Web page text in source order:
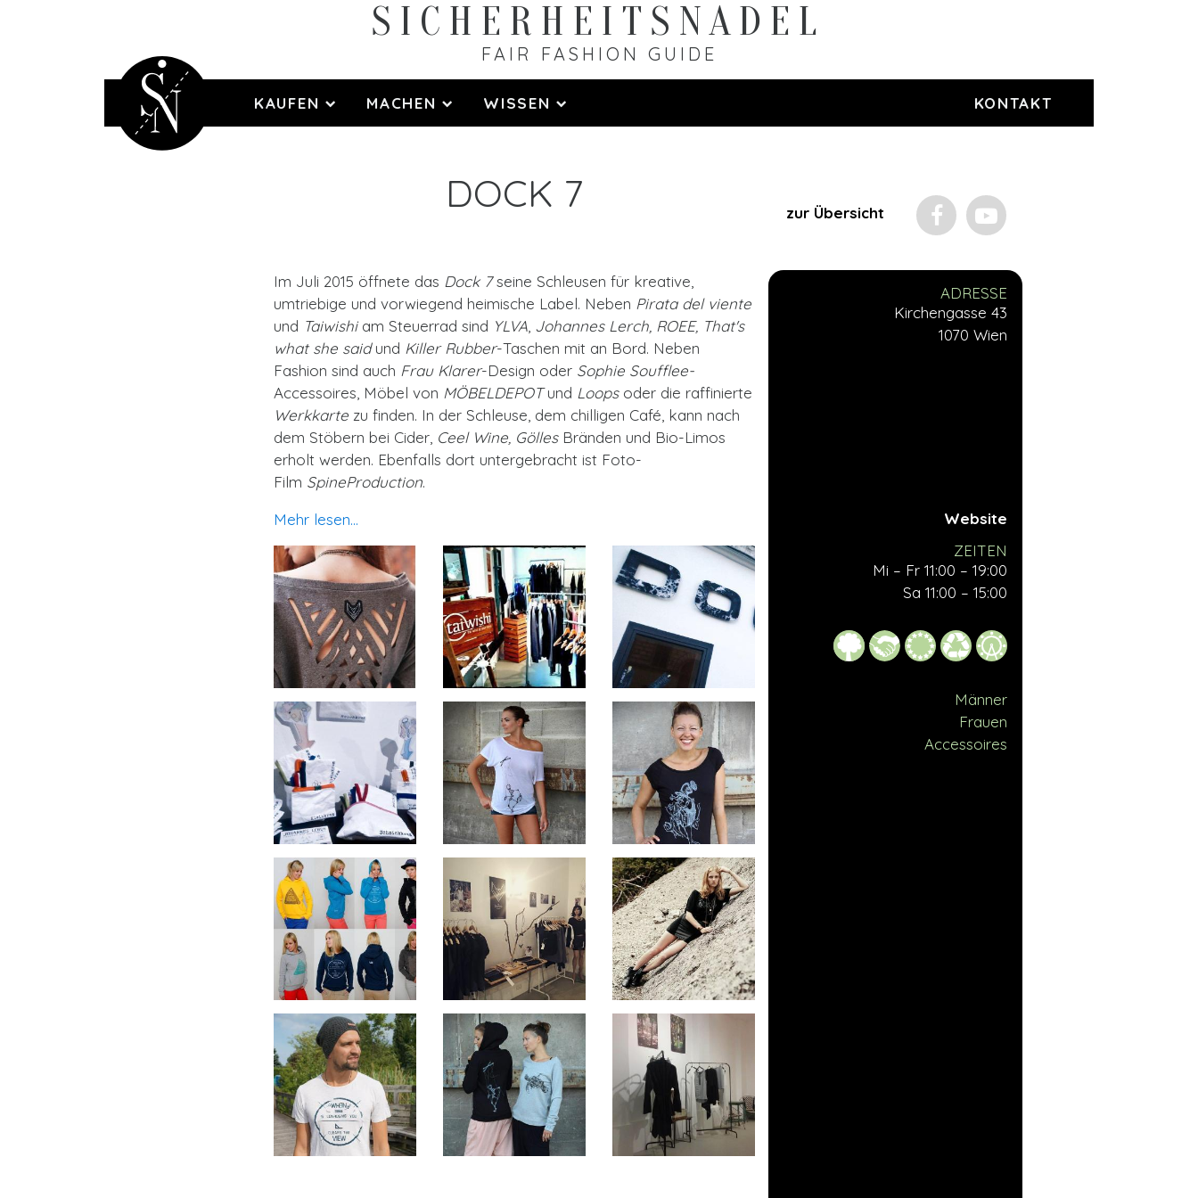
SICHERHEITS­NADEL
FAIR FASHION GUIDE
KAUFEN MACHEN WISSEN KONTAKT
DOCK 7 zur Übersicht
Im Juli 2015 öffnete das Dock 7seine Schleusen für kreative,
umtriebige und vorwiegend heimische Label. Neben Pirata del viente
und Taiwishi am Steuerrad sind YLVA Johannes Lerch, ROEE, That's
what she saidund Killer Rubber-Taschen mit an Bord. Neben
Fashion sind auch Frau Klarer-Design oder Sophie Soufflee-
Accessoires, Möbel von MÖBELDEPOTund Loopsoder die raffinierte
Werkkarte zu finden. In der Schleuse, dem chilligen Café, kann nach
dem Stöbern bei Cider, Ceel Wine, GöllesBränden und Bio-Limos
erholt werden. Ebenfalls dort untergebracht ist Foto-
Film SpineProduction.
Mehr lesen...
ADRESSE
Kirchengasse 43
1070 Wien
Website
ZEITEN
Mi – Fr 11:00 – 19:00
Sa 11:00 – 15:00
Männer
Frauen
Accessoires